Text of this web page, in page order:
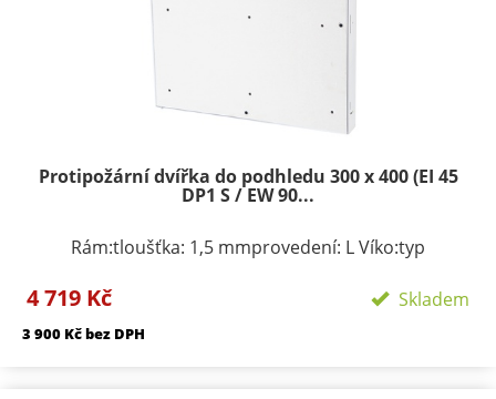
Protipožární dvířka do podhledu 300 x 400 (EI 45
DP1 S / EW 90...
Rám:tloušťka: 1,5 mmprovedení: L Víko:typ
podle rozměru 1-3provedení: výko s SDK výplní
4 719 Kč Skladem
3 900 Kč bez DPH